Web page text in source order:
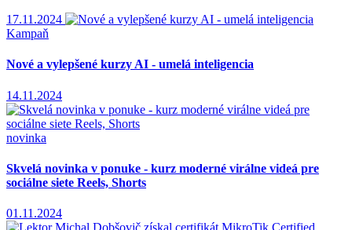
17.11.2024
Kampaň
Nové a vylepšené kurzy AI - umelá inteligencia
14.11.2024
novinka
Skvelá novinka v ponuke - kurz moderné virálne videá pre
sociálne siete Reels, Shorts
01.11.2024